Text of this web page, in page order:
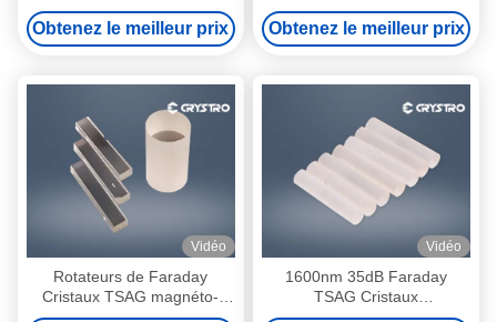
Cristaux TSAG
Obtenez le meilleur prix
magnéto-optiques
Obtenez le meilleur prix
Vidéo
Rotateurs de Faraday
Cristaux TSAG magnéto-
optiques
Vidéo
1600nm 35dB Faraday
TSAG Cristaux
Tb3Sc2Al3O12 Formule